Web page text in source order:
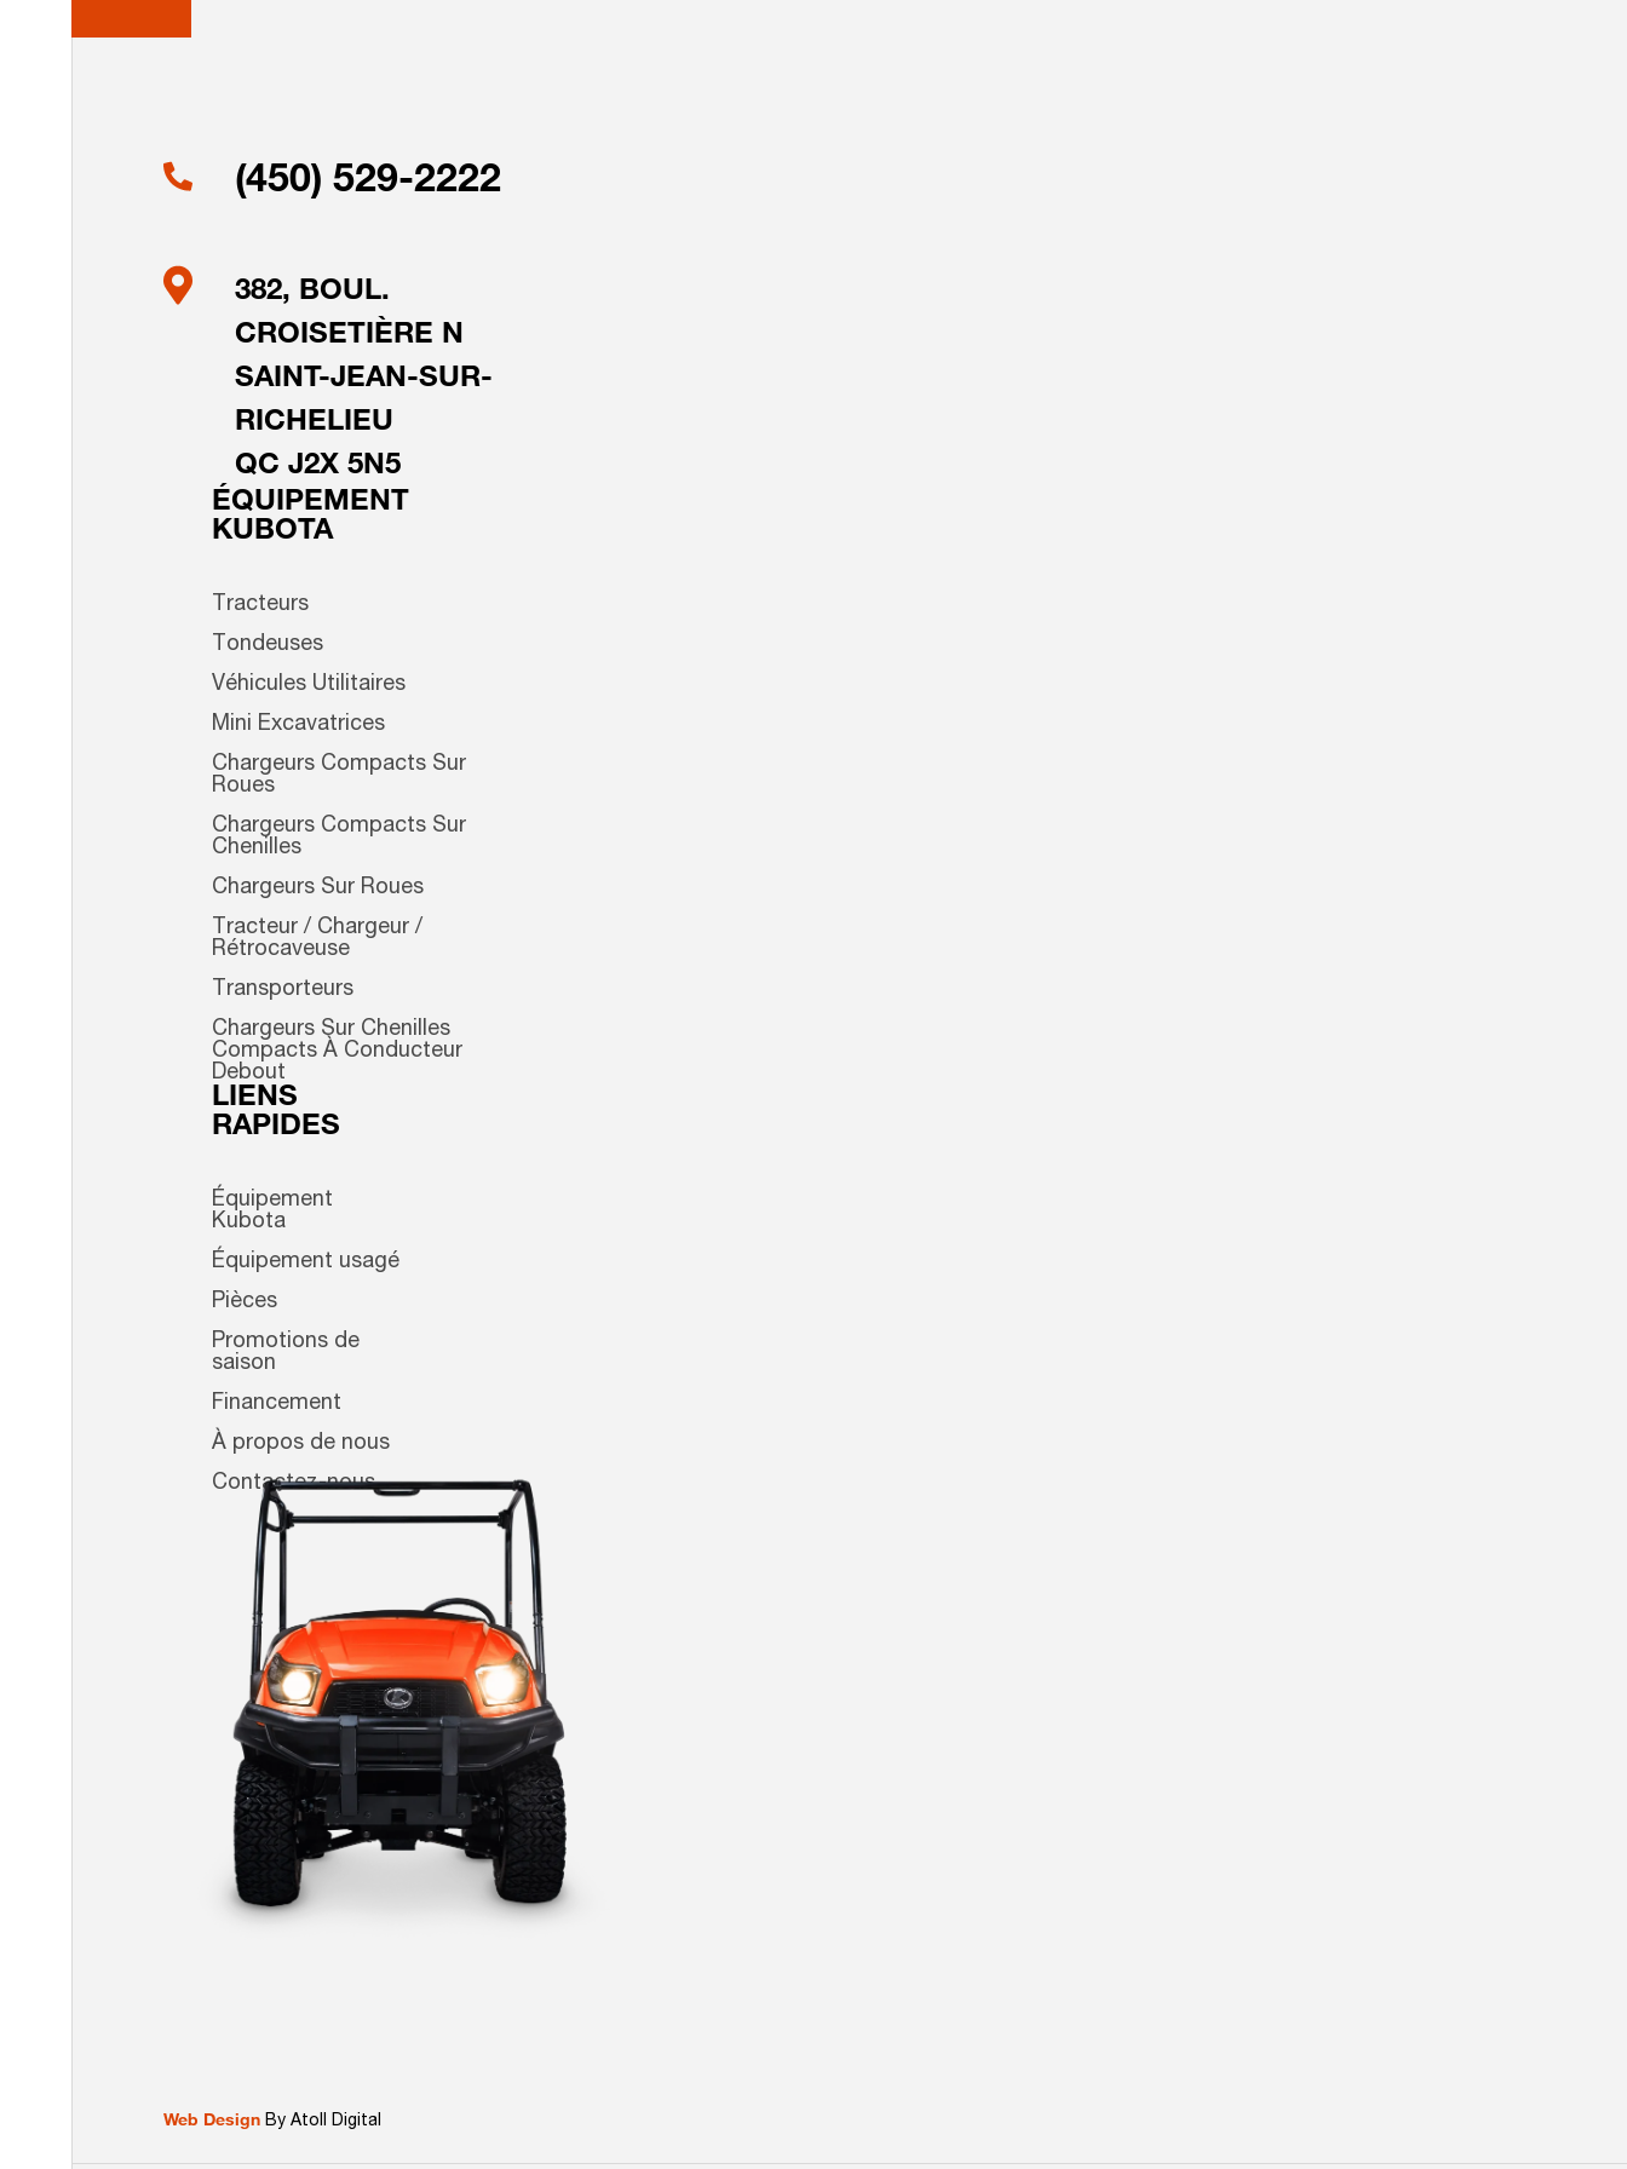
(450) 529-2222
382, BOUL.
CROISETIÈRE N
SAINT-JEAN-SUR-
RICHELIEU
QC J2X 5N5
ÉQUIPEMENT
KUBOTA
Tracteurs
Tondeuses
Véhicules Utilitaires
Mini Excavatrices
Chargeurs Compacts Sur
Roues
Chargeurs Compacts Sur
Chenilles
Chargeurs Sur Roues
Tracteur / Chargeur /
Rétrocaveuse
Transporteurs
Chargeurs Sur Chenilles
Compacts À Conducteur
Debout
LIENS
RAPIDES
Équipement
Kubota
Équipement usagé
Pièces
Promotions de
saison
Financement
À propos de nous
Contactez-nous
Web Design By Atoll Digital